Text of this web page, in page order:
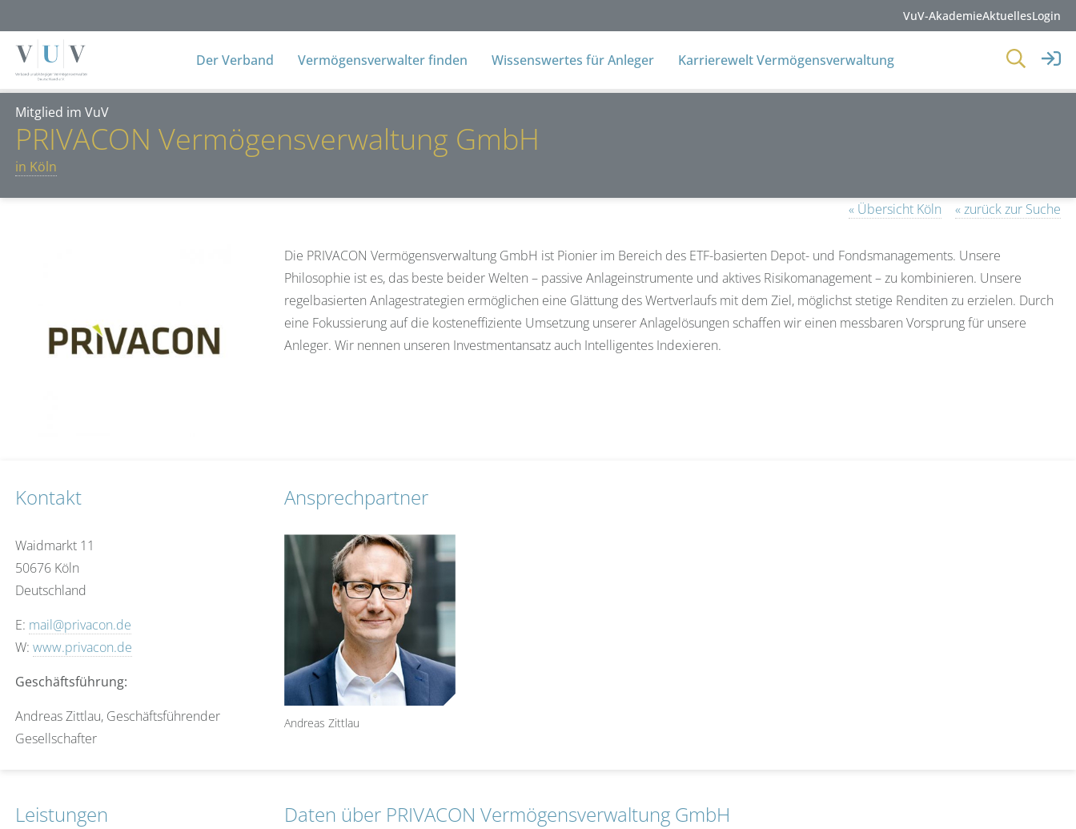
VuV-AkademieAktuellesLogin
Der Verband Vermögensverwalter finden Wissenswertes für Anleger Karrierewelt Vermögensverwaltung
Mitglied im VuV
PRIVACON Vermögensverwaltung GmbH
in Köln
« Übersicht Köln « zurück zur Suche
Die PRIVACON Vermögensverwaltung GmbH ist Pionier im Bereich des ETF-basierten Depot- und Fondsmanagements. Unsere
Philosophie ist es, das beste beider Welten – passive Anlageinstrumente und aktives Risikomanagement – zu kombinieren. Unsere
regelbasierten Anlagestrategien ermöglichen eine Glättung des Wertverlaufs mit dem Ziel, möglichst stetige Renditen zu erzielen. Durch
eine Fokussierung auf die kosteneffiziente Umsetzung unserer Anlagelösungen schaffen wir einen messbaren Vorsprung für unsere
Anleger. Wir nennen unseren Investmentansatz auch Intelligentes Indexieren.
Kontakt
Waidmarkt 11
50676 Köln
Deutschland
E: mail@privacon.de
W:www.privacon.de
Geschäftsführung:
Andreas Zittlau, Geschäftsführender
Gesellschafter
Ansprechpartner
Andreas Zittlau
Leistungen Daten über PRIVACON Vermögensverwaltung GmbH